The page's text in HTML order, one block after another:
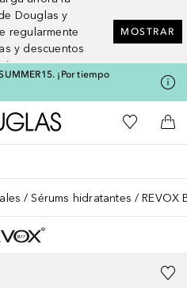
Douglas y
regularmente
y descuentos
MOSTRAR
¡Por tiempo
A Douglas HomeMi lista de
A
Sérums hidratantes REVOX